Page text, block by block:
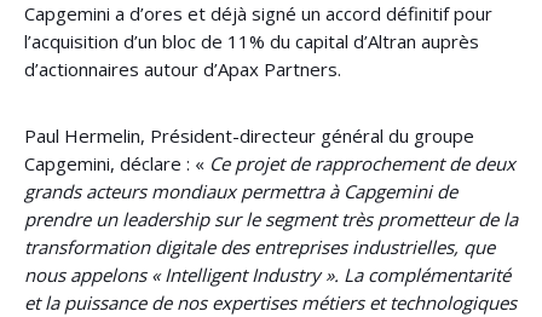
Capgemini a d’ores et déjà signé un accord définitif pour
l’acquisition d’un bloc de 11% du capital d’Altran auprès
d’actionnaires autour d’Apax Partners.
Paul Hermelin, Président-directeur général du groupe
Capgemini, déclare : « Ce projet de rapprochement de deux
grands acteurs mondiaux permettra à Capgemini de
prendre un leadership sur le segment très prometteur de la
transformation digitale des entreprises industrielles, que
nous appelons « Intelligent Industry ». La complémentarité
et la puissance de nos expertises métiers et technologiques